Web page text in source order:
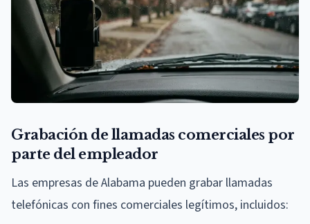
Grabación de llamadas comerciales por
parte del empleador
Las empresas de Alabama pueden grabar llamadas
telefónicas con fines comerciales legítimos, incluidos: